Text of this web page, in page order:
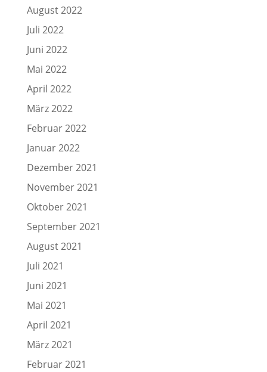
August 2022
Juli 2022
Juni 2022
Mai 2022
April 2022
März 2022
Februar 2022
Januar 2022
Dezember 2021
November 2021
Oktober 2021
September 2021
August 2021
Juli 2021
Juni 2021
Mai 2021
April 2021
März 2021
Februar 2021